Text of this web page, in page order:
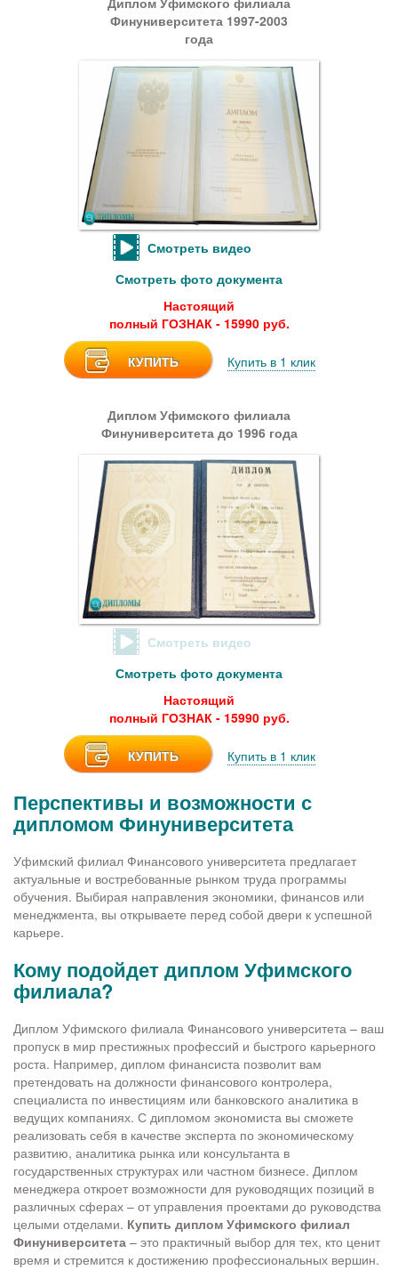
Финуниверситета 1997-2003
года
Смотреть видео
Смотреть фото документа
Настоящий
полный ГОЗНАК - 15990 руб.
КУПИТЬ Купить в 1 клик
Диплом Уфимского филиала
Финуниверситета до 1996 года
Смотреть видео
Смотреть фото документа
Настоящий
полный ГОЗНАК - 15990 руб.
КУПИТЬ Купить в 1 клик
Перспективы и возможности с
дипломом Финуниверситета
Уфимский филиал Финансового университета предлагает
актуальные и востребованные рынком труда программы
обучения. Выбирая направления экономики, финансов или
менеджмента, вы открываете перед собой двери к успешной
карьере.
Кому подойдет диплом Уфимского
филиала?
Диплом Уфимского филиала Финансового университета – ваш
пропуск в мир престижных профессий и быстрого карьерного
роста. Например, диплом финансиста позволит вам
претендовать на должности финансового контролера,
специалиста по инвестициям или банковского аналитика в
ведущих компаниях. С дипломом экономиста вы сможете
реализовать себя в качестве эксперта по экономическому
развитию, аналитика рынка или консультанта в
государственных структурах или частном бизнесе. Диплом
менеджера откроет возможности для руководящих позиций в
различных сферах – от управления проектами до руководства
целыми отделами. Купить диплом Уфимского филиал
Финуниверситета – это практичный выбор для тех, кто ценит
время и стремится к достижению профессиональных вершин.